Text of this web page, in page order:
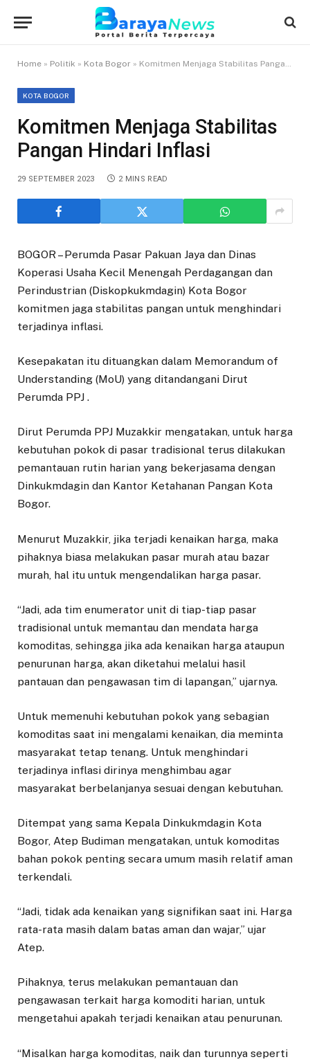
Home » Politik » Kota Bogor » Komitmen Menjaga Stabilitas Pangan Hindari Inflasi
KOTA BOGOR
Komitmen Menjaga Stabilitas
Pangan Hindari Inflasi
29 SEPTEMBER 2023 2 MINS READ
BOGOR – Perumda Pasar Pakuan Jaya dan Dinas
Koperasi Usaha Kecil Menengah Perdagangan dan
Perindustrian (Diskopkukmdagin) Kota Bogor
komitmen jaga stabilitas pangan untuk menghindari
terjadinya inflasi.
Kesepakatan itu dituangkan dalam Memorandum of
Understanding (MoU) yang ditandangani Dirut
Perumda PPJ .
Dirut Perumda PPJ Muzakkir mengatakan, untuk harga
kebutuhan pokok di pasar tradisional terus dilakukan
pemantauan rutin harian yang bekerjasama dengan
Dinkukmdagin dan Kantor Ketahanan Pangan Kota
Bogor.
Menurut Muzakkir, jika terjadi kenaikan harga, maka
pihaknya biasa melakukan pasar murah atau bazar
murah, hal itu untuk mengendalikan harga pasar.
“Jadi, ada tim enumerator unit di tiap-tiap pasar
tradisional untuk memantau dan mendata harga
komoditas, sehingga jika ada kenaikan harga ataupun
penurunan harga, akan diketahui melalui hasil
pantauan dan pengawasan tim di lapangan,” ujarnya.
Untuk memenuhi kebutuhan pokok yang sebagian
komoditas saat ini mengalami kenaikan, dia meminta
masyarakat tetap tenang. Untuk menghindari
terjadinya inflasi dirinya menghimbau agar
masyarakat berbelanjanya sesuai dengan kebutuhan.
Ditempat yang sama Kepala Dinkukmdagin Kota
Bogor, Atep Budiman mengatakan, untuk komoditas
bahan pokok penting secara umum masih relatif aman
terkendali.
“Jadi, tidak ada kenaikan yang signifikan saat ini. Harga
rata-rata masih dalam batas aman dan wajar,” ujar
Atep.
Pihaknya, terus melakukan pemantauan dan
pengawasan terkait harga komoditi harian, untuk
mengetahui apakah terjadi kenaikan atau penurunan.
“Misalkan harga komoditas, naik dan turunnya seperti